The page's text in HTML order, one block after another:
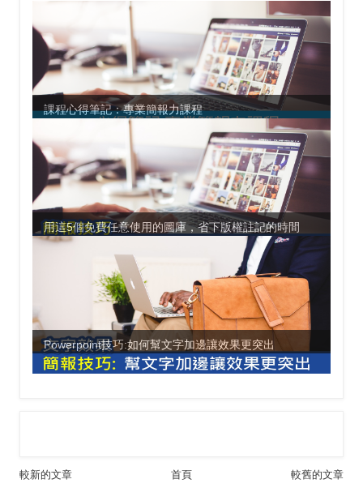
課程心得筆記：專業簡報力課程
用這5個免費任意使用的圖庫，省下版權註記的時間
Powerpoint技巧:如何幫文字加邊讓效果更突出
較新的文章 較舊的文章
首頁